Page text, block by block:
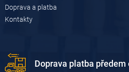
Doprava a platba
Kontakty
Doprava platba předem